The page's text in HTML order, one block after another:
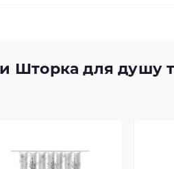
Шторка для душу